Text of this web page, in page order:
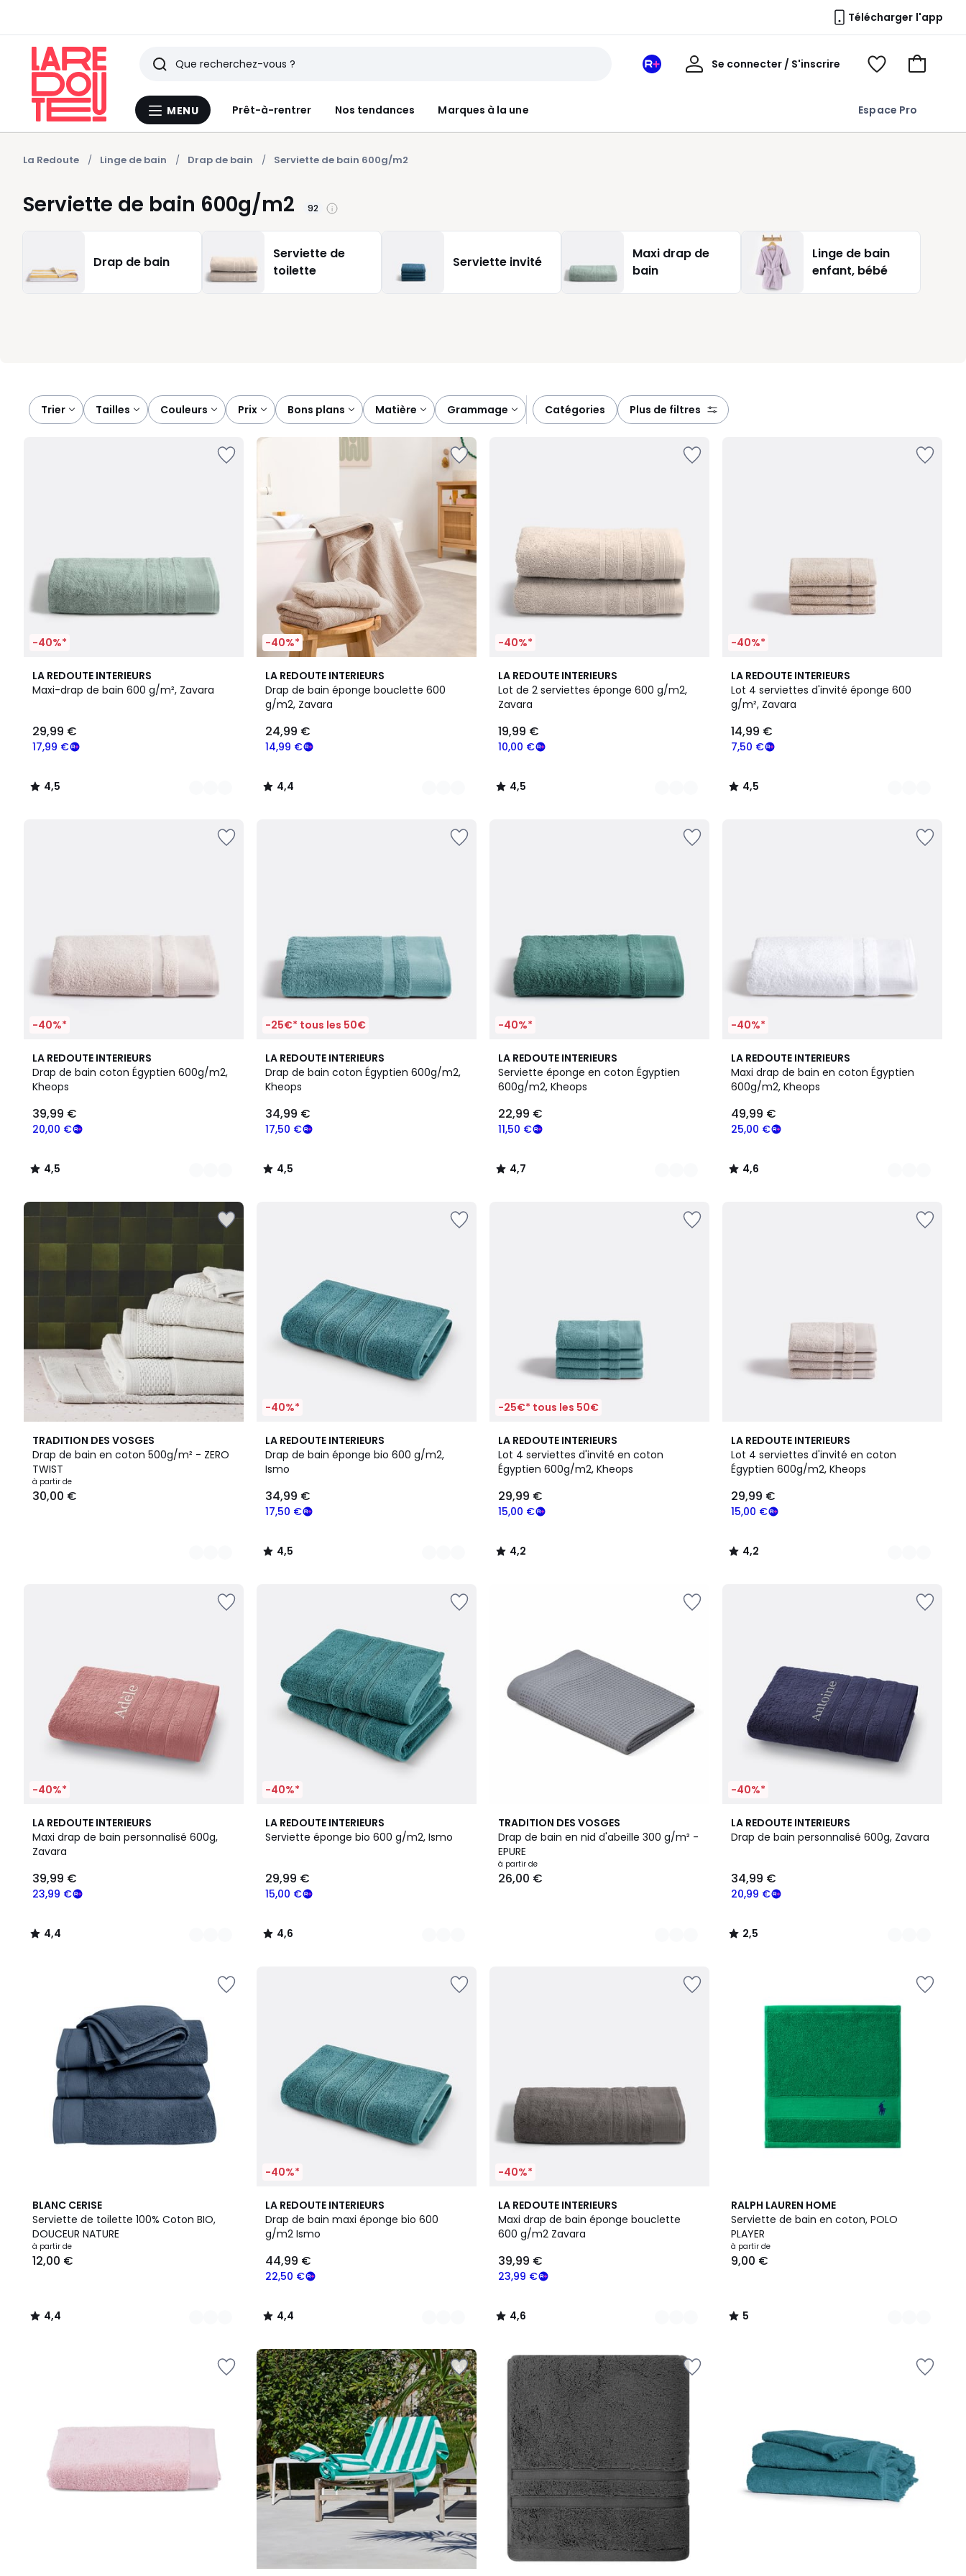
Télécharger l'app
Menu
MENU Prêt-à-rentrer Nos tendances Marques à la une Espace Pro
Rechercher
Derniers
articles
vus
Mon
Se connecter / S'inscrire
Mon
Voir
Voir
La Redoute Linge de bain Drap de bain Serviette de bain 600g/m2
Serviette de bain 600g/m2 92
Drap de bain
Serviette de
toilette
Serviette invité
Maxi drap de
bain
Linge de bain
enfant, bébé
Trier tailles couleurs prix bons plans matière grammage catégories plus de filtres
-40%*
LA REDOUTE INTERIEURS
Maxi-drap de bain 600 g/m², Zavara
€
souscrivez
programme
17,99 €
29,99 €
4,5
/ 5
18
Couleurs
4,5
/
-40%*
LA REDOUTE INTERIEURS
Drap de bain éponge bouclette 600
g/m2, Zavara
14,99 €
24,99 €
4,4
/ 5
19
Couleurs
4,4
/
-40%*
LA REDOUTE INTERIEURS
Lot de 2 serviettes éponge 600 g/m2,
Zavara
10,00 €
19,99 €
4,5
/ 5
19
Couleurs
4,5
/
-40%*
LA REDOUTE INTERIEURS
Lot 4 serviettes d'invité éponge 600
g/m², Zavara
7,50 €
14,99 €
4,5
/ 5
19
Couleurs
4,5
/
-40%*
LA REDOUTE INTERIEURS
Drap de bain coton Égyptien 600g/m2,
Kheops
20,00 €
39,99 €
4,5
/ 5
11
Couleurs
4,5
/
-25€* tous les 50€
LA REDOUTE INTERIEURS
Drap de bain coton Égyptien 600g/m2,
Kheops
17,50 €
34,99 €
4,5
/ 5
4,5
/
-40%*
LA REDOUTE INTERIEURS
Serviette éponge en coton Égyptien
600g/m2, Kheops
11,50 €
22,99 €
4,7
/ 5
11
Couleurs
4,7
/
-40%*
LA REDOUTE INTERIEURS
Maxi drap de bain en coton Égyptien
600g/m2, Kheops
25,00 €
49,99 €
4,6
/ 5
11
Couleurs
4,6
/
TRADITION DES VOSGES
Drap de bain en coton 500g/m² - ZERO
TWIST
à partir de
30,00 €
14
Couleurs
-40%*
LA REDOUTE INTERIEURS
Drap de bain éponge bio 600 g/m2,
Ismo
17,50 €
34,99 €
4,5
/ 5
9
Couleurs
4,5
/
-25€* tous les 50€
LA REDOUTE INTERIEURS
Lot 4 serviettes d'invité en coton
Égyptien 600g/m2, Kheops
15,00 €
29,99 €
4,2
/ 5
4,2
/
LA REDOUTE INTERIEURS
Lot 4 serviettes d'invité en coton
Égyptien 600g/m2, Kheops
15,00 €
29,99 €
4,2
/ 5
11
Couleurs
4,2
/
-40%*
LA REDOUTE INTERIEURS
Maxi drap de bain personnalisé 600g,
Zavara
23,99 €
39,99 €
4,4
/ 5
18
Couleurs
4,4
/
-40%*
LA REDOUTE INTERIEURS
Serviette éponge bio 600 g/m2, Ismo
15,00 €
29,99 €
4,6
/ 5
9
Couleurs
4,6
/
TRADITION DES VOSGES
Drap de bain en nid d'abeille 300 g/m² -
EPURE
à partir de
26,00 €
4
Couleurs
-40%*
LA REDOUTE INTERIEURS
Drap de bain personnalisé 600g, Zavara
20,99 €
34,99 €
2,5
/ 5
19
Couleurs
2,5
/
BLANC CERISE
Serviette de toilette 100% Coton BIO,
DOUCEUR NATURE
à partir de
12,00 €
4,4
/ 5
10
Couleurs
4,4
/
-40%*
LA REDOUTE INTERIEURS
Drap de bain maxi éponge bio 600
g/m2 Ismo
22,50 €
44,99 €
4,4
/ 5
9
Couleurs
4,4
/
-40%*
LA REDOUTE INTERIEURS
Maxi drap de bain éponge bouclette
600 g/m2 Zavara
23,99 €
39,99 €
4,6
/ 5
2
Couleurs
4,6
/
RALPH LAUREN HOME
Serviette de bain en coton, POLO
PLAYER
à partir de
9,00 €
5
/
5
15
Couleurs
5
/